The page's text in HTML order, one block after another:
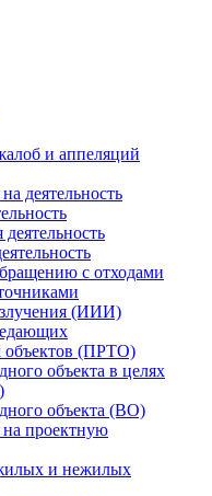
и аппеляций
деятельность
с отходами
(ИИИ)
объектов (ПРТО)
объекта в целях
объекта (ВО)
на проектную
и нежилых